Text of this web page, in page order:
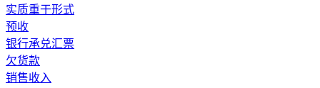
实质重于形式
预收
银行承兑汇票
欠货款
销售收入